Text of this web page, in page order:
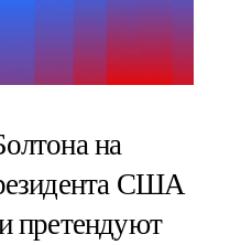
на
США
претендуют